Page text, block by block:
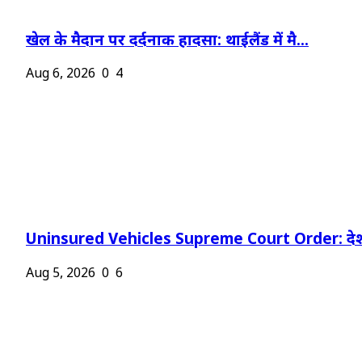
खेल के मैदान पर दर्दनाक हादसा: थाईलैंड में मै...
Aug 6, 2026 0 4
Uninsured Vehicles Supreme Court Order:
Aug 5, 2026 0 6